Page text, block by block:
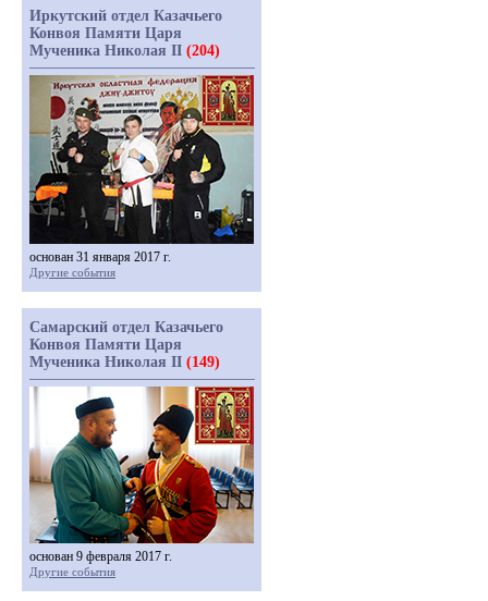
Иркутский отдел Казачьего
Конвоя Памяти Царя
Мученика Николая II (204)
основан 31 января 2017 г.
Другие события
Самарский отдел Казачьего
Конвоя Памяти Царя
Мученика Николая II (149)
основан 9 февраля 2017 г.
Другие события